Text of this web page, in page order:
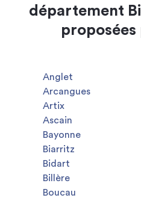
département
proposées
Anglet
Arcangues
Artix
Ascain
Bayonne
Biarritz
Bidart
Billère
Boucau